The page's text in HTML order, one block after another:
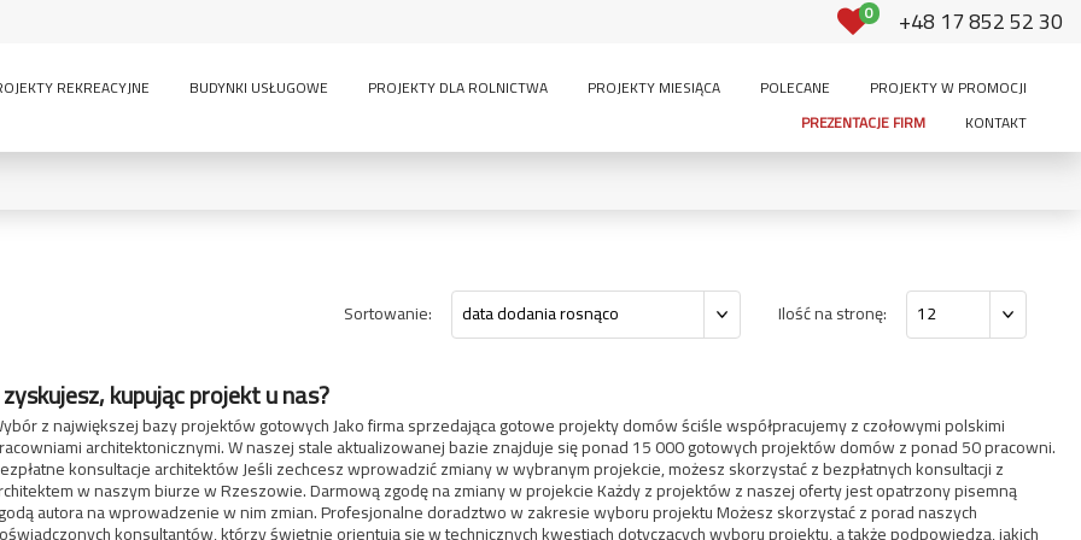
0 +48 17 852 52 30
REKREACYJNE BUDYNKI USŁUGOWE PROJEKTY DLA ROLNICTWA PROJEKTY MIESIĄCA POLECANE
PROJEKTY W PROMOCJI
PREZENTACJE FIRM
KONTAKT
inwentarskie
sauna
parterowy
wielokondygnacyjny
PODDASZE:
do adaptacji
GARAŻE:
bez garażu 1-stanowiskowy 2-stanowiskowy 3 stanowiska i
więcej
Sortowanie: data dodania rosnąco Ilość na stronę: 12
kupując projekt u nas?
z największej bazy projektów gotowych Jako firma sprzedająca gotowe projekty domów ściśle współpracujemy z czołowymi polskimi
architektonicznymi. W naszej stale aktualizowanej bazie znajduje się ponad 15 000 gotowych projektów domów z ponad 50 pracowni.
konsultacje architektów Jeśli zechcesz wprowadzić zmiany w wybranym projekcie, możesz skorzystać z bezpłatnych konsultacji z
w naszym biurze w Rzeszowie. Darmową zgodę na zmiany w projekcie Każdy z projektów z naszej oferty jest opatrzony pisemną
autora na wprowadzenie w nim zmian. Profesjonalne doradztwo w zakresie wyboru projektu Możesz skorzystać z porad naszych